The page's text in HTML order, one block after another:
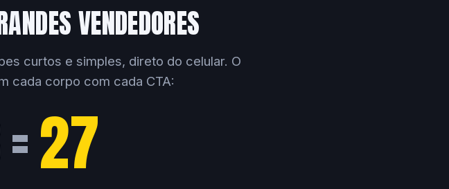
VENDEDORES
curtos e simples, direto do celular. O
cada corpo com cada CTA:
=27